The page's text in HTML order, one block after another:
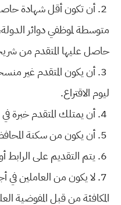
2. أن تكون أقل شهادة
متوسطة لموظفي دوائر
حاصل عليها المتقدم من
3. أن يكون المتقدم غير
ليوم الاقتراع.
7. لا يكون من العاملين
المكافئة من قبل المفوضية